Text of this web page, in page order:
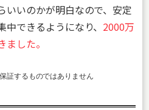
いいのかが明白なので、安定
できるようになり、 2000万
した。
証するものではありません